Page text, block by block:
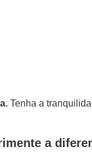
Tenha a
a